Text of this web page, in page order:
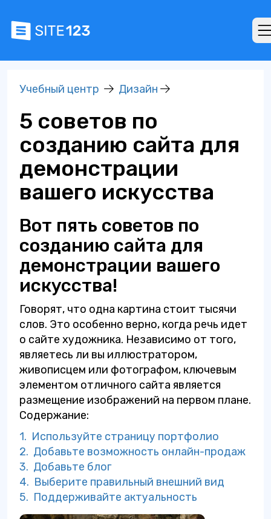
Учебный центр Дизайн
5 советов по
созданию сайта для
демонстрации
вашего искусства
Вот пять советов по
созданию сайта для
демонстрации вашего
искусства!
Говорят, что одна картина стоит тысячи
слов. Это особенно верно, когда речь идет
о сайте художника. Независимо от того,
являетесь ли вы иллюстратором,
живописцем или фотографом, ключевым
элементом отличного сайта является
размещение изображений на первом плане.
Содержание:
1. Используйте страницу портфолио
2. Добавьте возможность онлайн-продаж
3. Добавьте блог
4. Выберите правильный внешний вид
5. Поддерживайте актуальность